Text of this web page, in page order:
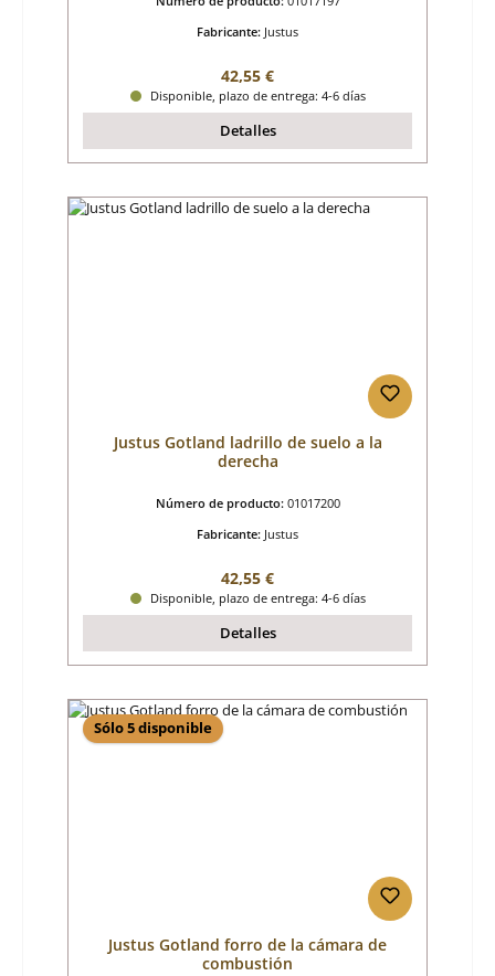
Fabricante: Justus
Precio normal:
42,55 €
Disponible, plazo de entrega: 4-6 días
Detalles
Justus Gotland ladrillo de suelo a la
derecha
Número de producto: 01017200
Fabricante: Justus
Precio normal:
42,55 €
Disponible, plazo de entrega: 4-6 días
Detalles
Sólo 5 disponible
Justus Gotland forro de la cámara de
combustión